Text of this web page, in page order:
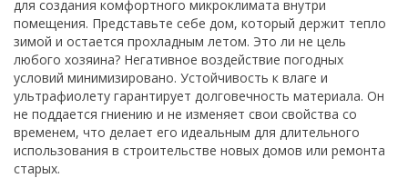
для создания комфортного микроклимата внутри
помещения. Представьте себе дом, который держит тепло
зимой и остается прохладным летом. Это ли не цель
любого хозяина? Негативное воздействие погодных
условий минимизировано. Устойчивость к влаге и
ультрафиолету гарантирует долговечность материала. Он
не поддается гниению и не изменяет свои свойства со
временем, что делает его идеальным для длительного
использования в строительстве новых домов или ремонта
старых.